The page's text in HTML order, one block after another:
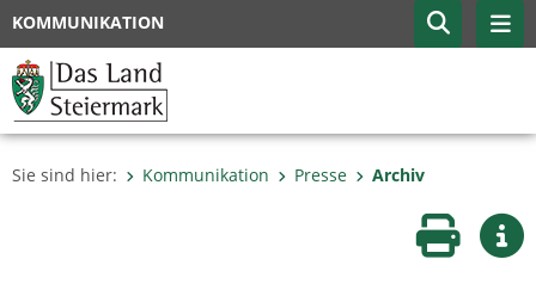
KOMMUNIKATION
Sie sind hier: Kommunikation Presse Archiv
Seite